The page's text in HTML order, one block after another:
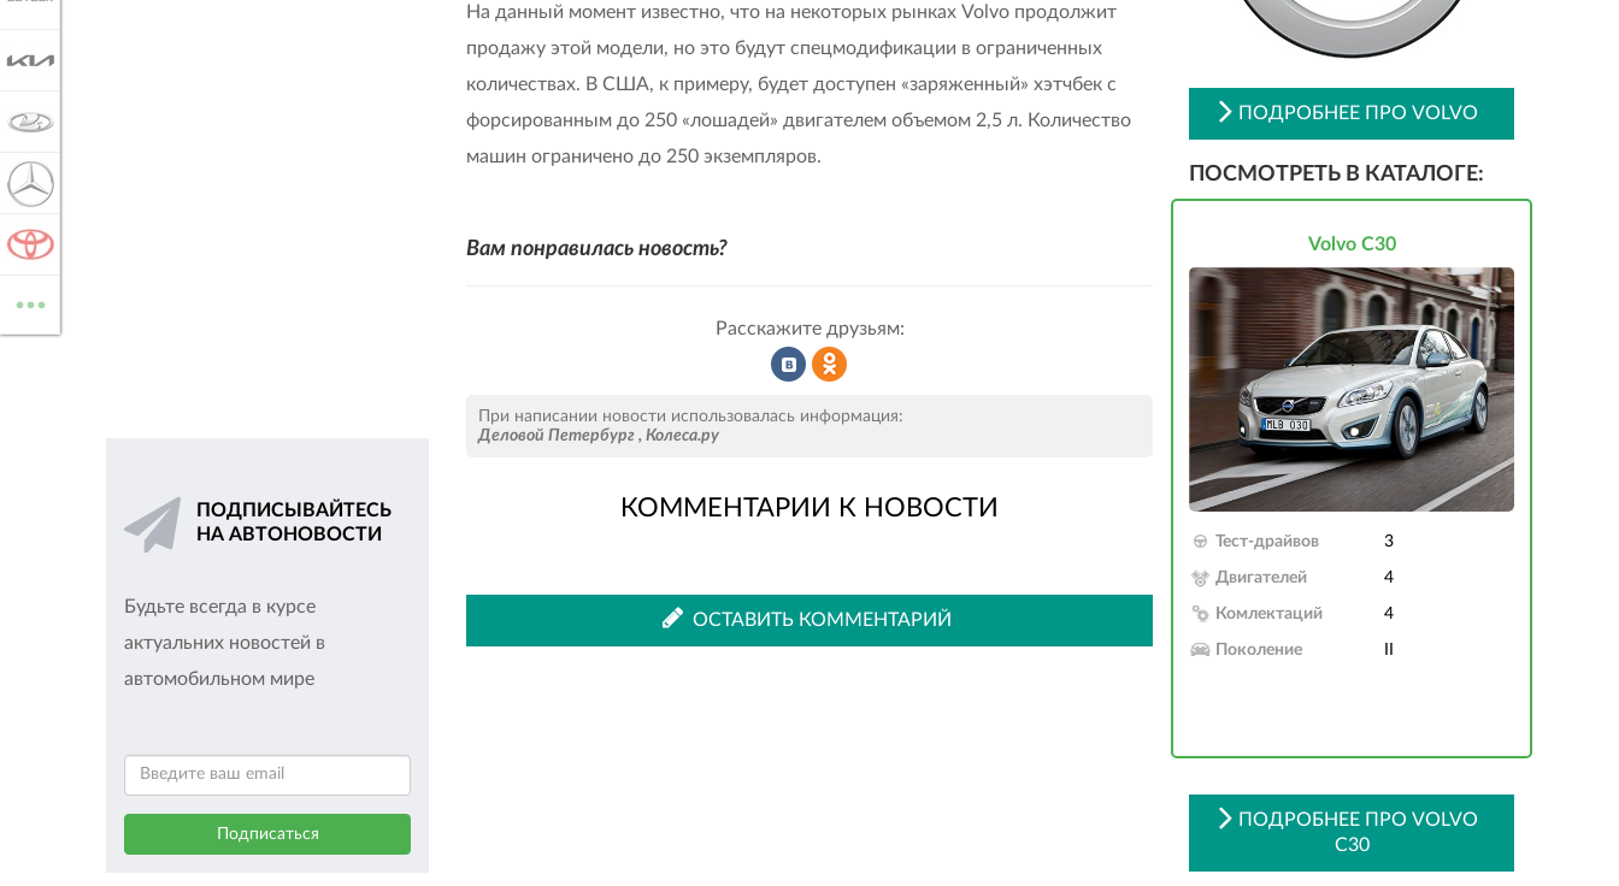
На данный момент известно, что на некоторых рынках Volvo продолжит
продажу этой модели, но это будут спецмодификации в ограниченных
количествах. В США, к примеру, будет доступен «заряженный» хэтчбек с
форсированным до 250 «лошадей» двигателем объемом 2,5 л. Количество
машин ограничено до 250 экземпляров.
Вам понравилась новость?
Расскажите друзьям:
во
ВКонтакте
Одноклассниках
При написании новости использовалась информация:
Деловой Петербург , Колеса.ру
КОММЕНТАРИИ К НОВОСТИ
ОСТАВИТЬ КОММЕНТАРИЙ
ПОДПИСЫВАЙТЕСЬ
НА АВТОНОВОСТИ
Будьте всегда в курсе
актуальних новостей в
автомобильном мире
ПОДРОБНЕЕ ПРО VOLVO
ПОСМОТРЕТЬ В КАТАЛОГЕ:
Volvo C30
Тест-драйвов 3
Двигателей 4
Комлектаций 4
Поколение
ПОДРОБНЕЕ ПРО VOLVO
C30
...